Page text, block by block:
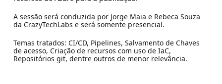
A sessão será conduzida por Jorge Maia e Rebeca Souza
da CrazyTechLabs e será somente presencial.
Temas tratados: CI/CD, Pipelines, Salvamento de Chaves
de acesso, Criação de recursos com uso de IaC,
Repositórios git, dentre outros de menor relevância.